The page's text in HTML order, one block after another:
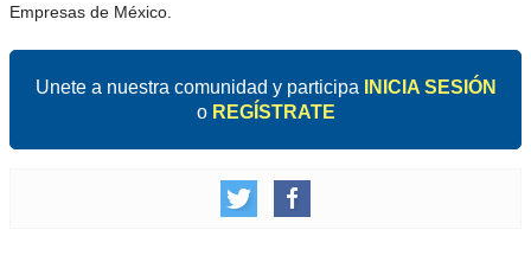
Empresas de México.
Unete a nuestra comunidad y participa
INICIA SESIÓN
o REGÍSTRATE